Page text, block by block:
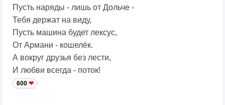
Пусть наряды - лишь от Дольче -
Тебя держат на виду,
Пусть машина будет лексус,
От Армани - кошелёк.
А вокруг друзья без лести,
И любви всегда - поток!
600